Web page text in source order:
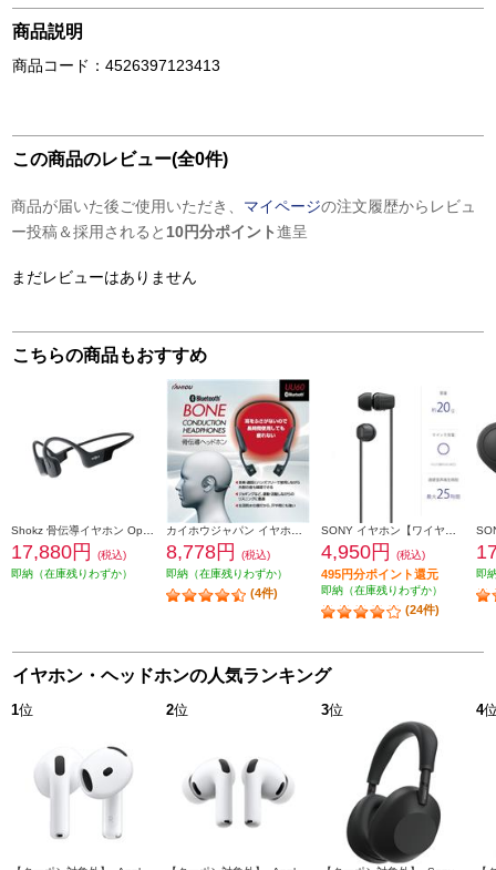
商品説明
商品コード：4526397123413
この商品のレビュー(全0件)
商品が届いた後ご使用いただき、 マイページの注文履歴からレビュ
ー投稿＆採用されると 10円分ポイント進呈
まだレビューはありません
こちらの商品もおすすめ
17,880円
(税込)
即納（在庫残りわずか）
8,778円
(税込)
即納（在庫残りわずか）
(4件)
4,950円 (税込)
495円分ポイント還元
即納（在庫残りわずか）
(24件)
即
イヤホン・ヘッドホンの人気ランキング
1位 2位 3位 4